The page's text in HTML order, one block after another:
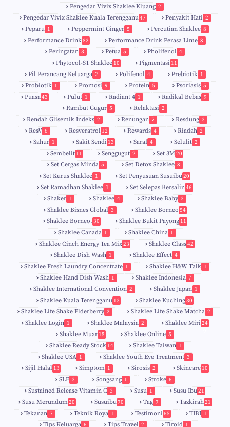
Pengedar Vivix Shaklee Kluang 2
Pengedar Vivix Shaklee Kuala Terengganu47 Penyakit Hati 2
Peparu 1 Peppermint Ginger 5 Percutian Shaklee 8
Performance Drink82 Performance Drink Perasa Lime 8
Peringatan 3 Petua 5 Pholifenol 4
Phytocol-ST Shaklee 10 Pigmentasi 11
Pil Perancang Keluarga 2 Polifenol 4 Prebiotik 1
Probiotik 1 Promosi 9 Protein 5 Psoriasis 5
Puasa43 Pulut 1 Radiant 4 1 Radikal Bebas 9
Rambut Gugur 5 Relaktasi 2
Rendah Glisemik Indeks 2 Renungan 7 Resdung 3
ResV 6 Resveratrol 12 Rewards 4 Riadah 2
Sahur 1 Sakit Sendi 13 Saraf 4 Selulit 2
Sembelit 11 Senggugut 2 Set 3M20
Set Cergas Minda 5 Set Detox Shaklee 8
Set Kurus Shaklee 1 Set Penyusuan Susuibu20
Set Ramadhan Shaklee 1 Set Selepas Bersalin46
Shaker 1 Shaklee 4 Shaklee Baby 3
Shaklee Bisnes Global 3 Shaklee Borneo 54
Shaklee Borneo. 30 Shaklee Bukit Payong 11
Shaklee Canada 1 Shaklee China 1
Shaklee Cinch Energy Tea Mix23 Shaklee Class42
Shaklee Dish Wash 1 Shaklee Effect 4
Shaklee Fresh Laundry Concentrate 1 Shaklee H&W Talk 1
Shaklee Hand Dish Wash 1 Shaklee Indonesia 7
Shaklee International Convention 2 Shaklee Japan 1
Shaklee Kuala Terengganu 13
Shaklee Kuching30
Shaklee Life Shake Elderberry 2 Shaklee Life Shake Matcha 2
Shaklee Login 1 Shaklee Malaysia 2 Shaklee Miri 24
Shaklee Muar 15
8
Shaklee Online 5
Shaklee Ready Stock 14 Shaklee Taiwan 1
Shaklee USA 1 Shaklee Youth Eye Treatment 3
Sijil Halal 13 Simptom 1 Sirosis 2 Skincare 10
SLE 3 Songsang 1 Stroke 6
Sustained Release Vitamin C 3 Susu 1 Susu Ibu21
0
Susu Merundum20
1
Susuibu70 Tag 7 Tazkirah21
7
Tekanan 7 Teknik Roya 1 Testimoni 65
5
TIBI 1
Tips Keluarga 6 Tips Travel 2 Tiroid 1